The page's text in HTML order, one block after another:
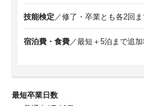
技能検定 ／修了・卒業とも各2回
宿泊費・食費／最短＋5泊まで追
最短卒業日数